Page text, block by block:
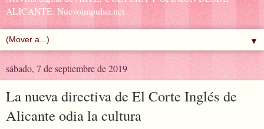
ALICANTE. Nuevoimpulso.net
▼
sábado, 7 de septiembre de 2019
La nueva directiva de El Corte Inglés de
Alicante odia la cultura